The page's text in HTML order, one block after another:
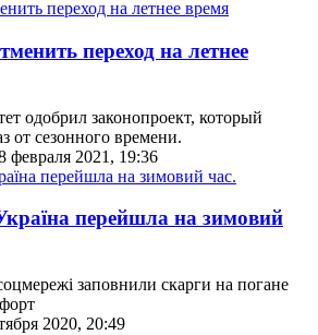
переход на летнее
одобрил законопроект, который
от сезонного времени.
февраля 2021, 19:36
перейшла на зимовий
заповнили скарги на погане
2020, 20:49